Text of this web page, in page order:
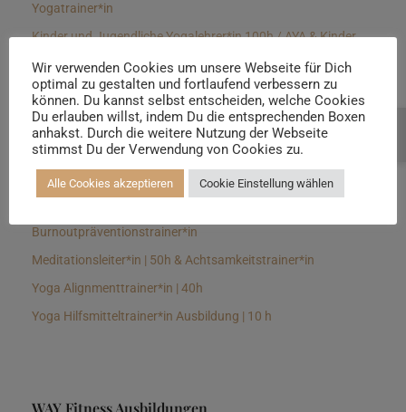
Yogatrainer*in
Kinder und Jugendliche Yogalehrer*in 100h / AYA & Kinder
Yin Yogalehrer*in | 100 h & Faszientrainer*in
Hormon Yogalehrer*in / Yogatherapeut*in &
Stressmanagementtrainer*in | 70h
Longevitytrainer*in
Burnoutpräventionstrainer*in
Meditationsleiter*in | 50h & Achtsamkeitstrainer*in
Yoga Alignmenttrainer*in | 40h
Yoga Hilfsmitteltrainer*in Ausbildung | 10 h
WAY Fitness Ausbildungen
Wir verwenden Cookies um unsere Webseite für Dich
optimal zu gestalten und fortlaufend verbessern zu
können. Du kannst selbst entscheiden, welche Cookies
Du erlauben willst, indem Du die entsprechenden Boxen
anhakst. Durch die weitere Nutzung der Webseite
stimmst Du der Verwendung von Cookies zu.
Alle Cookies akzeptieren Cookie Einstellung wählen
Beratung buchen